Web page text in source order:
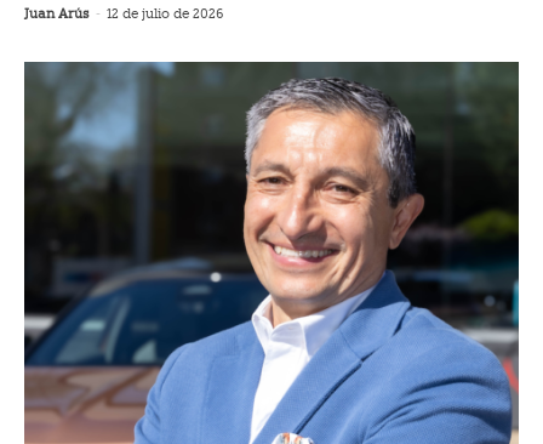
Juan Arús - 12 de julio de 2026